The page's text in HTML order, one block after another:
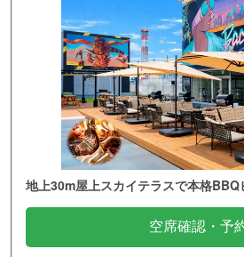
地上30m屋上スカイテラスで本格BBQ
空席確認・予